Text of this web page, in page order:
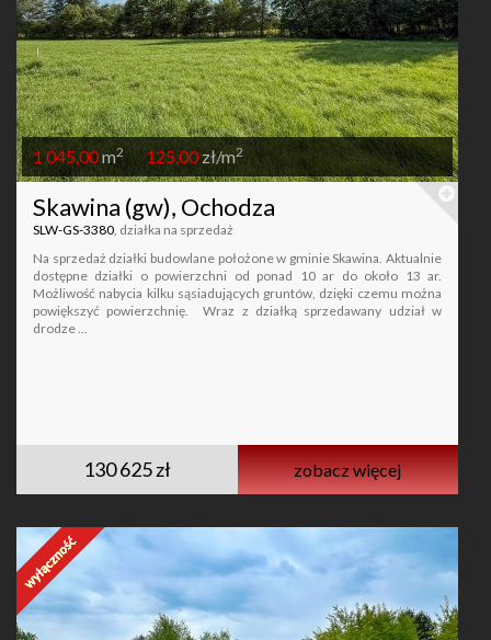
1 045,00m2 125,00zł/m2
Skawina (gw), Ochodza
SLW-GS-3380 , działka na sprzedaż
Na sprzedaż działki budowlane położone w gminie Skawina. Aktualnie
dostępne działki o powierzchni od ponad 10 ar do około 13 ar.
Możliwość nabycia kilku sąsiadujących gruntów, dzięki czemu można
powiększyć powierzchnię. Wraz z działką sprzedawany udział w
drodze ...
130 625 zł zobacz więcej